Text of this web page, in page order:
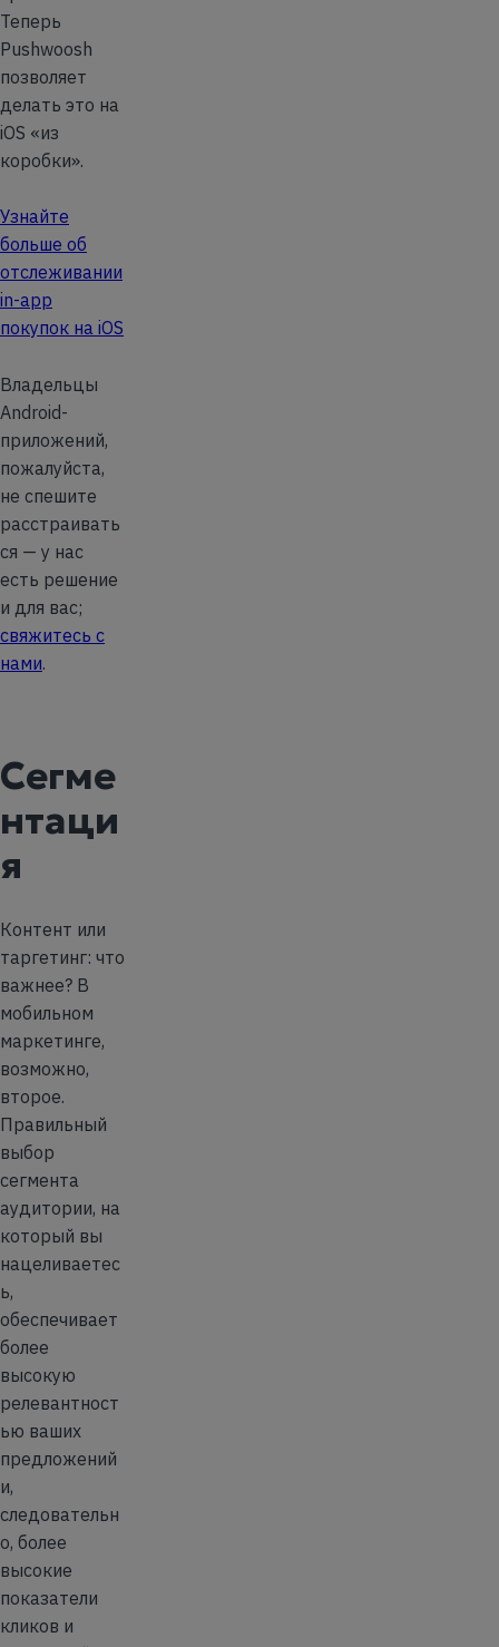
Теперь
Pushwoosh
позволяет
делать это на
iOS «из
коробки».
Узнайте
больше об
отслеживании
in-app
покупок на iOS
Владельцы
Android-
приложений,
пожалуйста,
не спешите
расстраивать
ся — у нас
есть решение
и для вас;
свяжитесь с
нами.
Сегме
нтаци
я
Контент или
таргетинг: что
важнее? В
мобильном
маркетинге,
возможно,
второе.
Правильный
выбор
сегмента
аудитории, на
который вы
нацеливаетес
ь,
обеспечивает
более
высокую
релевантност
ью ваших
предложений
и,
следовательн
о, более
высокие
показатели
кликов и